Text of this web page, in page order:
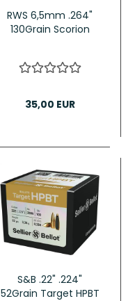
RWS 6,5mm .264"
130Grain Scorion
35,00 EUR
S&B .22" .224"
52Grain Target HPBT